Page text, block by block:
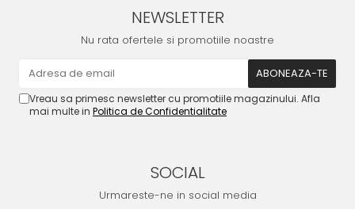
NEWSLETTER
Nu rata ofertele si promotiile noastre
Vreau sa primesc newsletter cu promotiile magazinului. Afla
mai multe in Politica de Confidentialitate
SOCIAL
Urmareste-ne in social media